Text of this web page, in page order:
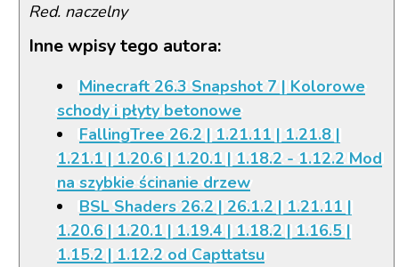
Red. naczelny
Inne wpisy tego autora:
Minecraft 26.3 Snapshot 7 | Kolorowe
schody i płyty betonowe
FallingTree 26.2 | 1.21.11 | 1.21.8 |
1.21.1 | 1.20.6 | 1.20.1 | 1.18.2 - 1.12.2 Mod
na szybkie ścinanie drzew
BSL Shaders 26.2 | 26.1.2 | 1.21.11 |
1.20.6 | 1.20.1 | 1.19.4 | 1.18.2 | 1.16.5 |
1.15.2 | 1.12.2 od Capttatsu